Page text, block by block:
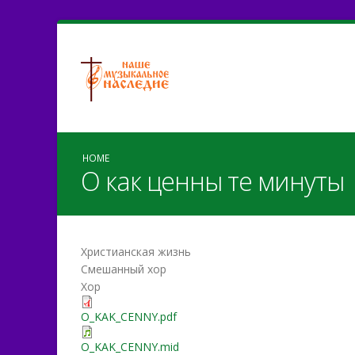
HOME
О как ценны те минуты
Христианская жизнь
Смешанный хор
Хор
O_KAK_CENNY.pdf
O_KAK_CENNY.mid